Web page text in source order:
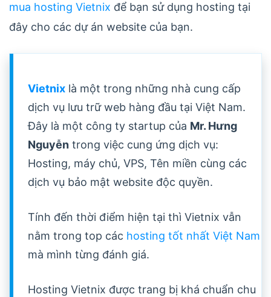
mua hosting Vietnix để bạn sử dụng hosting tại
đây cho các dự án website của bạn.
Vietnix là một trong những nhà cung cấp
dịch vụ lưu trữ web hàng đầu tại Việt Nam.
Đây là một công ty startup của Mr. Hưng
Nguyễn trong việc cung ứng dịch vụ:
Hosting, máy chủ, VPS, Tên miền cùng các
dịch vụ bảo mật website độc quyền.
Tính đến thời điểm hiện tại thì Vietnix vẫn
nằm trong top các hosting tốt nhất Việt Nam
mà mình từng đánh giá.
Hosting Vietnix được trang bị khá chuẩn chu